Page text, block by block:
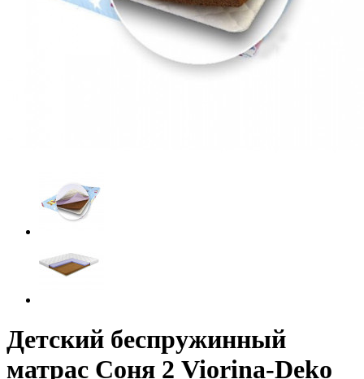
Детский беспружинный
матрас Соня 2 Viorina-Deko